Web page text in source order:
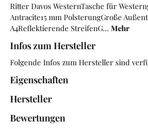
Ritter Davos WesternTasche für
Antracite15 mm PolsterungGroße
A4Reflektierende StreifenG… Mehr
Infos zum Hersteller
Folgende Infos zum Hersteller sind
Eigenschaften
Hersteller
Bewertungen